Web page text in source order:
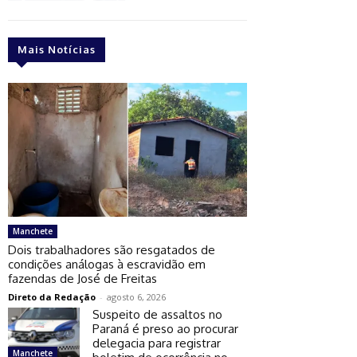
Mais Notícias
Manchete
Dois trabalhadores são resgatados de
condições análogas à escravidão em
fazendas de José de Freitas
Direto da Redação - agosto 6, 2026
Manchete
Suspeito de assaltos no
Paraná é preso ao procurar
delegacia para registrar